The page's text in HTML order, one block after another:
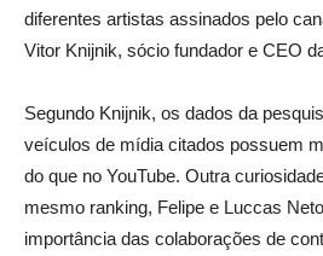
diferentes artistas assinados pelo
Vitor Knijnik, sócio fundador e CEO
Segundo Knijnik, os dados da
veículos de mídia citados possuem
do que no YouTube. Outra
mesmo ranking, Felipe e Luccas
importância das colaborações de